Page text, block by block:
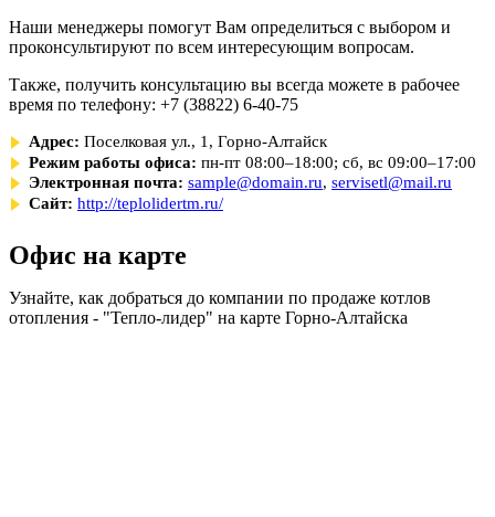
Наши менеджеры помогут Вам определиться с выбором и
проконсультируют по всем интересующим вопросам.
Также, получить консультацию вы всегда можете в рабочее
время по телефону: +7 (38822) 6-40-75
Адрес: Поселковая ул., 1, Горно-Алтайск
Режим работы офиса: пн-пт 08:00–18:00; сб, вс 09:00–17:00
Электронная почта: sample@domain.ru, servisetl@mail.ru
Сайт: http://teplolidertm.ru/
Офис на карте
Узнайте, как добраться до компании по продаже котлов
отопления - "Тепло-лидер" на карте Горно-Алтайска